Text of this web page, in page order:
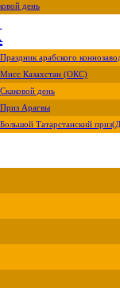
день
Праздник арабского
Мисс Казахстан (ОКС)
Скаковой день
Приз Арагвы
Большой Татарстанский